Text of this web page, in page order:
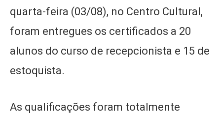
quarta-feira (03/08), no Centro Cultural,
foram entregues os certificados a 20
alunos do curso de recepcionista e 15 de
estoquista.
As qualificações foram totalmente